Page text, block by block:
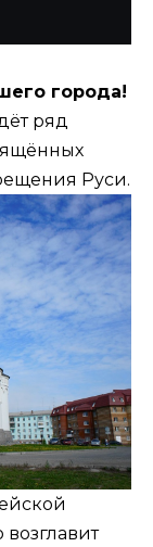
города!
ряд
Руси.